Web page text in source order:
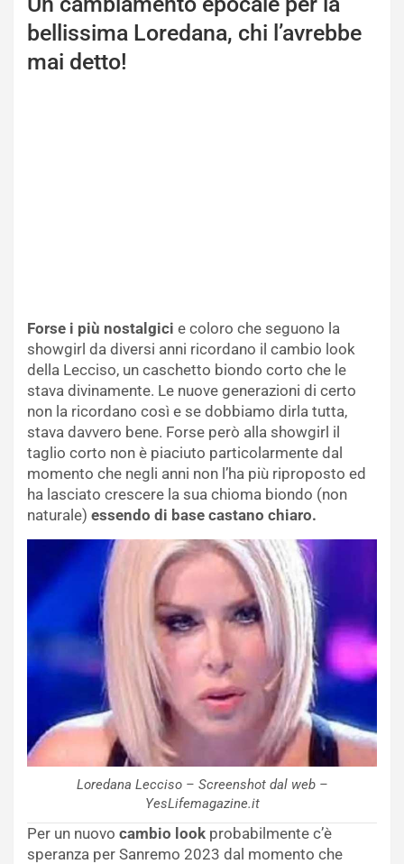
bellissima Loredana, chi l’avrebbe
mai detto!
Forse i più nostalgici e coloro che seguono la
showgirl da diversi anni ricordano il cambio look
della Lecciso, un caschetto biondo corto che le
stava divinamente. Le nuove generazioni di certo
non la ricordano così e se dobbiamo dirla tutta,
stava davvero bene. Forse però alla showgirl il
taglio corto non è piaciuto particolarmente dal
momento che negli anni non l’ha più riproposto ed
ha lasciato crescere la sua chioma biondo (non
naturale) essendo di base castano chiaro.
Loredana Lecciso – Screenshot dal web –
YesLifemagazine.it
Per un nuovo cambio look probabilmente c’è
speranza per Sanremo 2023 dal momento che